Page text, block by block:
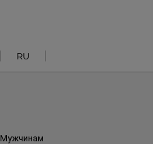
RU
Мужчинам